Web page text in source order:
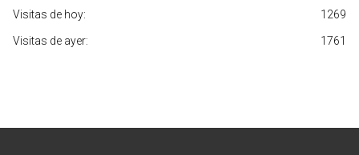
1269
Visitas de hoy:
1761
Visitas de ayer: